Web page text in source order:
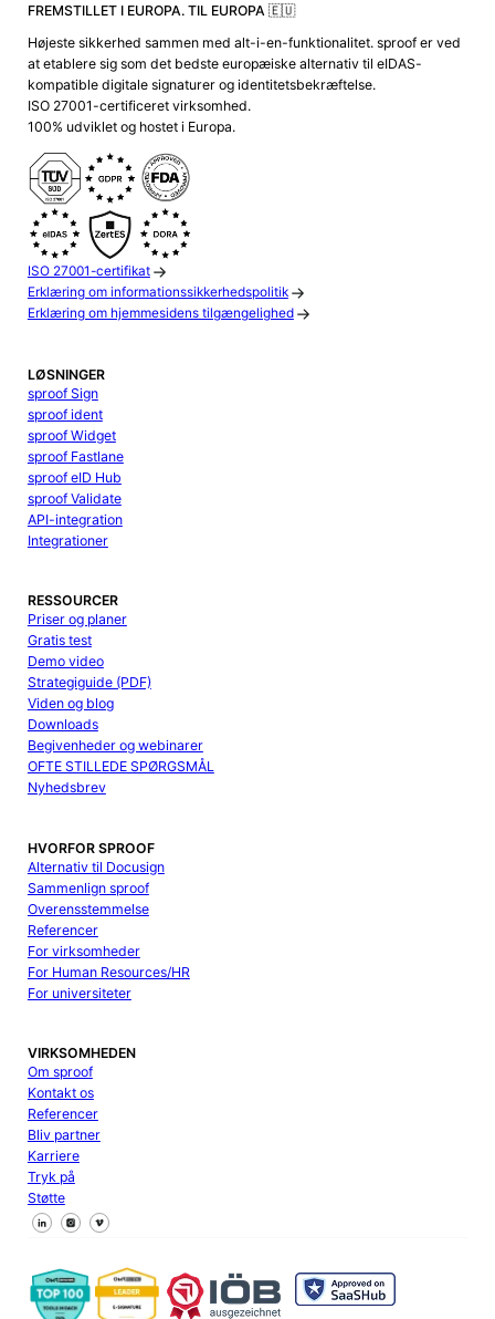
FREMSTILLET I EUROPA. TIL EUROPA 🇪🇺
Højeste sikkerhed sammen med alt-i-en-funktionalitet. sproof er ved
at etablere sig som det bedste europæiske alternativ til eIDAS-
kompatible digitale signaturer og identitetsbekræftelse.
ISO 27001-certificeret virksomhed.
100% udviklet og hostet i Europa.
ISO 27001-certifikat
Erklæring om informationssikkerhedspolitik
Erklæring om hjemmesidens tilgængelighed
LØSNINGER
sproof Sign
sproof ident
sproof Widget
sproof Fastlane
sproof eID Hub
sproof Validate
API-integration
Integrationer
RESSOURCER
Priser og planer
Gratis test
Demo video
Strategiguide (PDF)
Viden og blog
Downloads
Begivenheder og webinarer
OFTE STILLEDE SPØRGSMÅL
Nyhedsbrev
HVORFOR SPROOF
Alternativ til Docusign
Sammenlign sproof
Overensstemmelse
Referencer
For virksomheder
For Human Resources/HR
For universiteter
VIRKSOMHEDEN
Om sproof
Kontakt os
Referencer
Bliv partner
Karriere
Tryk på
Støtte
Følg os på Facebook
Følg os på X
Følg os på LinkedIn